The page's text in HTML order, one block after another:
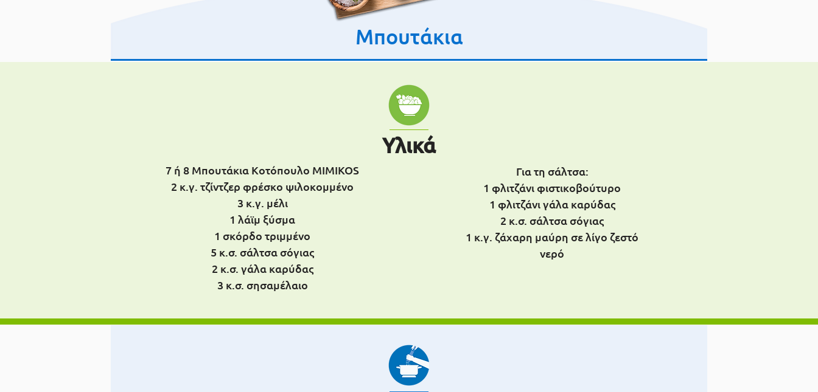
Μπουτάκια
Υλικά
Για τη σάλτσα:
1 φλιτζάνι φιστικοβούτυρο
1 φλιτζάνι γάλα καρύδας
2 κ.σ. σάλτσα σόγιας
1 κ.γ. ζάχαρη μαύρη σε λίγο ζεστό
νερό
7 ή 8 Μπουτάκια Κοτόπουλο MIMIKOS
2 κ.γ. τζίντζερ φρέσκο ψιλοκομμένο
3 κ.γ. μέλι
1 λάϊμ ξύσμα
1 σκόρδο τριμμένο
5 κ.σ. σάλτσα σόγιας
2 κ.σ. γάλα καρύδας
3 κ.σ. σησαμέλαιο